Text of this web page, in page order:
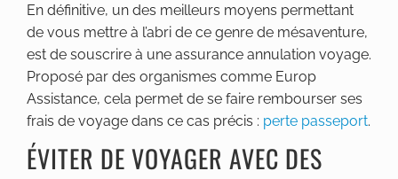
En définitive, un des meilleurs moyens permettant
de vous mettre à l’abri de ce genre de mésaventure,
est de souscrire à une assurance annulation voyage.
Proposé par des organismes comme Europ
Assistance, cela permet de se faire rembourser ses
frais de voyage dans ce cas précis : perte passeport.
ÉVITER DE VOYAGER AVEC DES